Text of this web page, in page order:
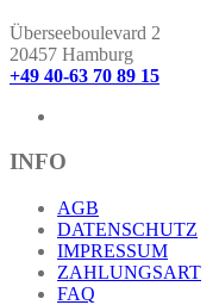
Varianten
auf.
Die
Optionen
werden
Überseeboulevard 2
20457 Hamburg
+49 40-63 70 89 15
INFO
AGB
DATENSCHUTZ
IMPRESSUM
ZAHLUNGSART
FAQ